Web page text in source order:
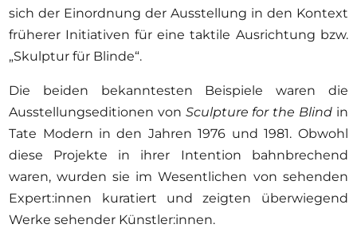
sich der Einordnung der Ausstellung in den Kontext
früherer Initiativen für eine taktile Ausrichtung bzw.
„Skulptur für Blinde“.
Die beiden bekanntesten Beispiele waren die
Ausstellungseditionen von Sculpture for the Blindin
Tate Modern in den Jahren 1976 und 1981. Obwohl
diese Projekte in ihrer Intention bahnbrechend
waren, wurden sie im Wesentlichen von sehenden
Expert:innen kuratiert und zeigten überwiegend
Werke sehender Künstler:innen.